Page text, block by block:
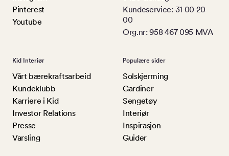
Pinterest
Youtube
Kundeservice: 31 00 20
00
Org.nr: 958 467 095 MVA
Kid Interiør
Vårt bærekraftsarbeid
Kundeklubb
Karriere i Kid
Investor Relations
Presse
Varsling
Populære sider
Solskjerming
Gardiner
Sengetøy
Interiør
Inspirasjon
Guider